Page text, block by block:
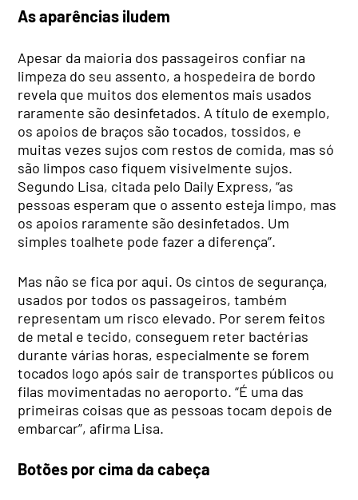
As aparências iludem
Apesar da maioria dos passageiros confiar na
limpeza do seu assento, a hospedeira de bordo
revela que muitos dos elementos mais usados
raramente são desinfetados. A título de exemplo,
os apoios de braços são tocados, tossidos, e
muitas vezes sujos com restos de comida, mas só
são limpos caso fiquem visivelmente sujos.
Segundo Lisa, citada pelo Daily Express, “as
pessoas esperam que o assento esteja limpo, mas
os apoios raramente são desinfetados. Um
simples toalhete pode fazer a diferença”.
Mas não se fica por aqui. Os cintos de segurança,
usados por todos os passageiros, também
representam um risco elevado. Por serem feitos
de metal e tecido, conseguem reter bactérias
durante várias horas, especialmente se forem
tocados logo após sair de transportes públicos ou
filas movimentadas no aeroporto. “É uma das
primeiras coisas que as pessoas tocam depois de
embarcar”, afirma Lisa.
Botões por cima da cabeça